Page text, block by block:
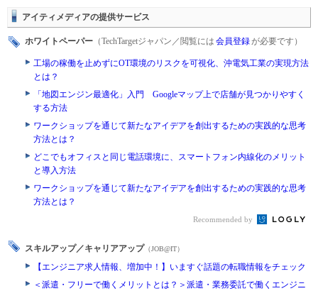
アイティメディアの提供サービス
ホワイトペーパー （TechTargetジャパン／閲覧には 会員登録が必要です）
工場の稼働を止めずにOT環境のリスクを可視化、沖電気工業の実現方法
とは？
「地図エンジン最適化」入門 Googleマップ上で店舗が見つかりやすく
する方法
ワークショップを通じて新たなアイデアを創出するための実践的な思考
方法とは？
どこでもオフィスと同じ電話環境に、スマートフォン内線化のメリット
と導入方法
ワークショップを通じて新たなアイデアを創出するための実践的な思考
方法とは？
Recommended by
スキルアップ／キャリアアップ （JOB@IT）
【エンジニア求人情報、増加中！】いますぐ話題の転職情報をチェック
＜派遣・フリーで働くメリットとは？＞派遣・業務委託で働くエンジニ